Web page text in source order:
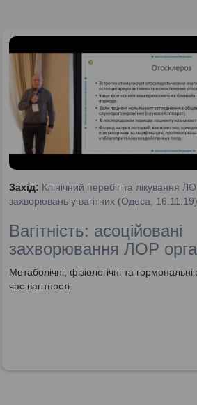
Захід: Клінічний перебіг та лікування
захворювань у вагітних (Одеса, 16.11.19)
Вагітність: асоційовані
захворювання ЛОР
Метаболічні, фізіологічні та гормональні
час вагітності.